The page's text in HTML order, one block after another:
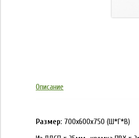
Описание
Размер: 700х600х750 (Ш*Г*В)